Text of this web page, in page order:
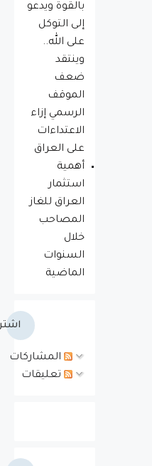
بالقوة ويدعو
إلى التوكل
على الله..
وينتقد
ضعف
الموقف
الرسمي إزاء
الاعتداءات
على العراق
أهمية
استثمار
العراق للغاز
المصاحب
خلال
السنوات
الماضية
المشاركات
تعليقات